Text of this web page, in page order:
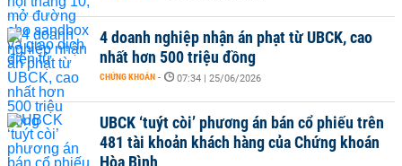
4 doanh nghiệp nhận án phạt từ UBCK, cao
nhất hơn 500 triệu đồng
CHỨNG KHOÁN - 07:34 | 25/06/2026
UBCK ‘tuýt còi’ phương án bán cổ phiếu trên
481 tài khoản khách hàng của Chứng khoán
Hòa Bình